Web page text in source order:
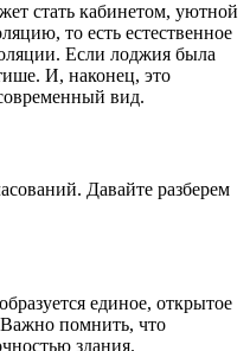
стать кабинетом, уютной
то есть естественное
Если лоджия была
И, наконец, это
вид.
Давайте разберем
единое, открытое
Важно помнить, что
здания.